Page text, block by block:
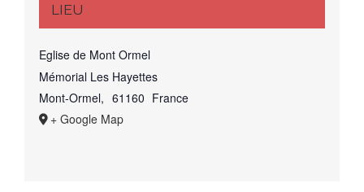
LIEU
Eglise de Mont Ormel
Mémorial Les Hayettes
Mont-Ormel, 61160 France
+ Google Map